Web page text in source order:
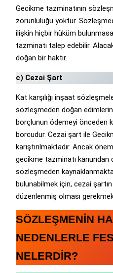
Gecikme tazminatının
zorunluluğu yoktur.
ilişkin hiçbir hüküm
tazminatı talep edebilir.
doğan bir haktır.
c) Cezai Şart
Kat karşılığı inşaat
sözleşmeden doğan
borçlunun ödemeyi önceden
borcudur. Cezai şart ile
karıştırılmaktadır. Ancak
gecikme tazminatı kanundan
sözleşmeden
bulunabilmek için, cezai
düzenlenmiş olması
SÖZLEŞMENİN
NEDENLERLE
NELERDİR?